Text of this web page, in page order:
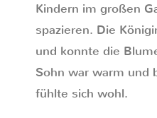
Kindern im großen
spazieren. Die
und konnte die
Sohn war warm und
fühlte sich wohl.